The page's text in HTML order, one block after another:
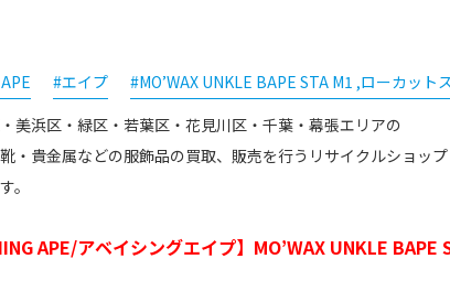
#エイプ #MO’WAX UNKLE BAPE STA M1 ,ローカット
美浜区・緑区・若葉区・花見川区・千葉・幕張エリアの
・貴金属などの服飾品の買取、販売を行うリサイクルショップ
。
APE/アベイシングエイプ】MO’WAX UNKLE BAPE